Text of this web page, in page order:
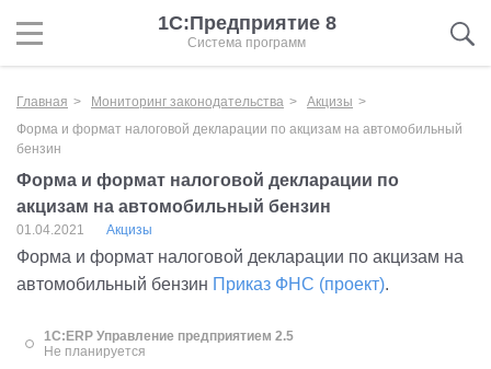
1С:Предприятие 8
Система программ
Главная Мониторинг законодательства
Акцизы
Форма и формат налоговой декларации по акцизам на автомобильный
бензин
Форма и формат налоговой декларации по
акцизам на автомобильный бензин
01.04.2021 Акцизы
Форма и формат налоговой декларации по акцизам на
автомобильный бензин Приказ ФНС (проект).
1С:ERP Управление предприятием 2.5
Не планируется